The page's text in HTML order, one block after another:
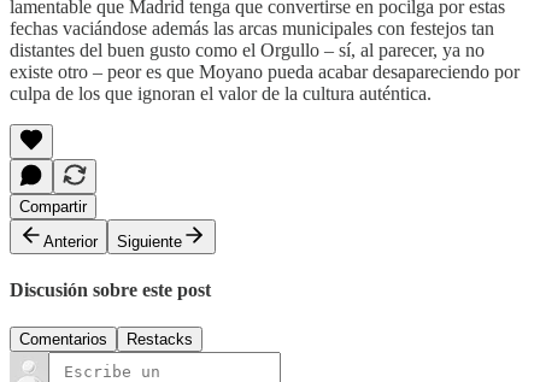
lamentable que Madrid tenga que convertirse en pocilga por estas
fechas vaciándose además las arcas municipales con festejos tan
distantes del buen gusto como el Orgullo – sí, al parecer, ya no
existe otro – peor es que Moyano pueda acabar desapareciendo por
culpa de los que ignoran el valor de la cultura auténtica.
Compartir
Anterior
Siguiente
Discusión sobre este post
Comentarios Restacks